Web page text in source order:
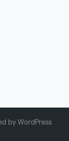
by WordPress